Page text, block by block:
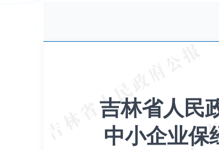
吉林省人民
中小企业保